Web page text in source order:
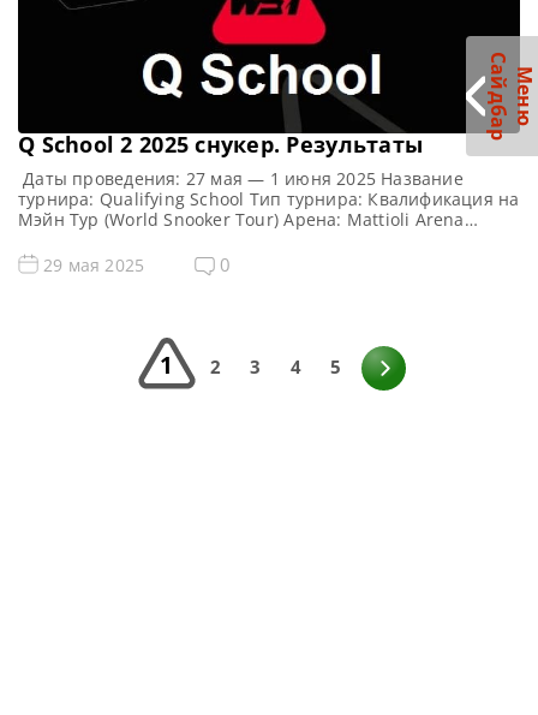
Q School 2 2025 cнукер. Результаты
Даты проведения: 27 мая — 1 июня 2025 Название
турнира: Qualifying School Тип турнира: Квалификация на
Мэйн Тур (World Snooker Tour) Арена: Mattioli Arena
Лестер, Англия, Великобритания Примечание: Всего
будет разыграно восемь карт World Snooker Tour, а
29 мая 2025 0
1 2 3 4 5
М
е
н
ю
Са
й
д
б
а
р